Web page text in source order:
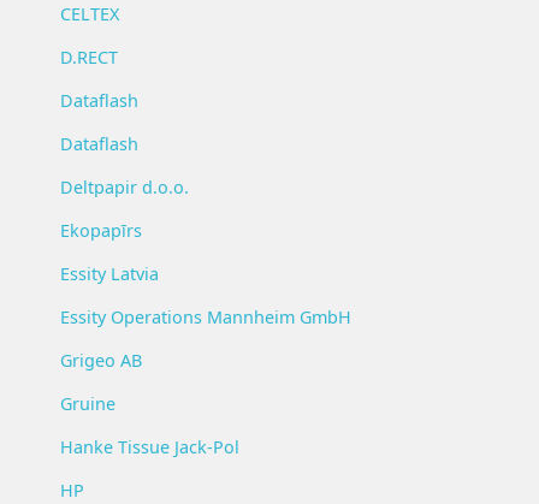
CELTEX
D.RECT
Dataflash
Dataflash
Deltpapir d.o.o.
Ekopapīrs
Essity Latvia
Essity Operations Mannheim GmbH
Grigeo AB
Gruine
Hanke Tissue Jack-Pol
HP